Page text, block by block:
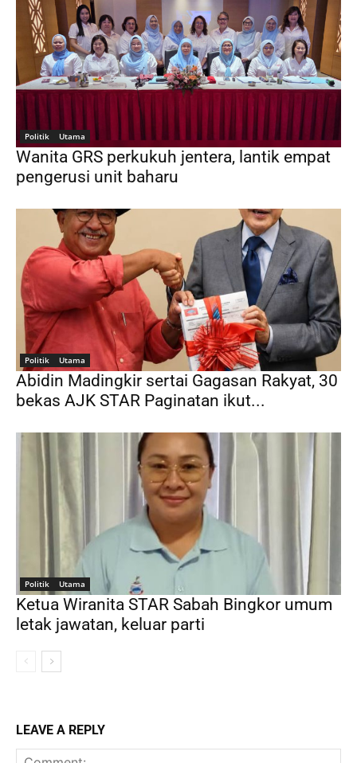
Politik Utama
Wanita GRS perkukuh jentera, lantik empat
pengerusi unit baharu
Politik Utama
Abidin Madingkir sertai Gagasan Rakyat, 30
bekas AJK STAR Paginatan ikut...
Politik Utama
Ketua Wiranita STAR Sabah Bingkor umum
letak jawatan, keluar parti
LEAVE A REPLY